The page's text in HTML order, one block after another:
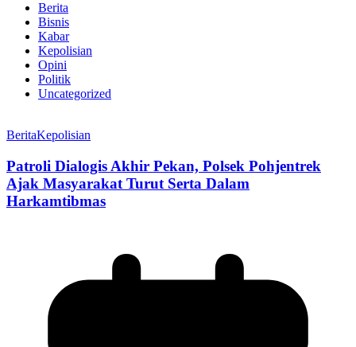
Berita
Bisnis
Kabar
Kepolisian
Opini
Politik
Uncategorized
BeritaKepolisian
Patroli Dialogis Akhir Pekan, Polsek Pohjentrek
Ajak Masyarakat Turut Serta Dalam
Harkamtibmas